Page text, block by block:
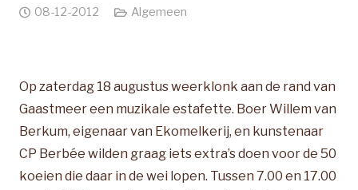
08-12-2012 Algemeen
Op zaterdag 18 augustus weerklonk aan de rand van
Gaastmeer een muzikale estafette. Boer Willem van
Berkum, eigenaar van Ekomelkerij, en kunstenaar
CP Berbée wilden graag iets extra’s doen voor de 50
koeien die daar in de wei lopen. Tussen 7.00 en 17.00